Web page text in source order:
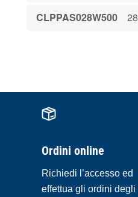
CLPPAS028W500 28
Ordini online
Richiedi l’accesso ed
effettua gli ordini degli